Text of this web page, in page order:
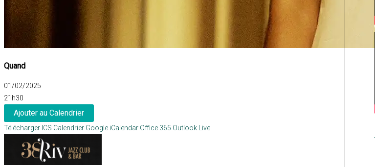
Quand
01/02/2025
21h30
Ajouter au Calendrier
Télécharger ICS Calendrier Google iCalendar Office 365 Outlook Live